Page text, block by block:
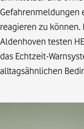
Gefahrenmeldungen
reagieren zu können.
Aldenhoven testen
das Echtzeit-
alltagsähnlichen